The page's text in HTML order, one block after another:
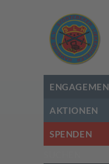
AKTIONEN
SPENDEN